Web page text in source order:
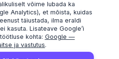
MAAKONNAD
võime lubada ka
Analytics), et mõista, kuidas
täiustada, ilma eraldi
kasuta. Lisateave Google’i
kohta: Google —
ja vastutus.